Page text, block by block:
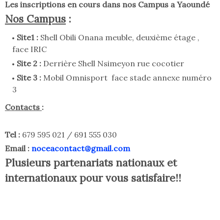
Les inscriptions en cours dans nos Campus a Yaoundé
Nos Campus :
Site1 : Shell Obili Onana meuble, deuxième étage ,
face IRIC
Site 2 : Derrière Shell Nsimeyon rue cocotier
Site 3 : Mobil Omnisport face stade annexe numéro
3
Contacts :
Tel : 679 595 021 / 691 555 030
Email : noceacontact@gmail.com
Plusieurs partenariats nationaux et
internationaux pour vous satisfaire!!